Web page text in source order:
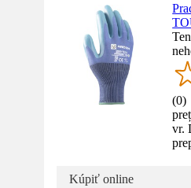
(0)
vr.
Kúpiť online